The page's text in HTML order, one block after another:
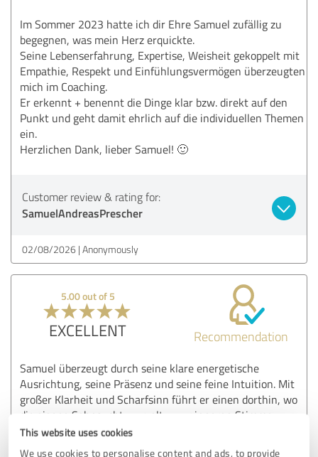
This website uses cookies
We use cookies to personalise content and ads, to provide
Im Sommer 2023 hatte ich dir Ehre Samuel zufällig zu
begegnen, was mein Herz erquickte.
Seine Lebenserfahrung, Expertise, Weisheit gekoppelt mit
Empathie, Respekt und Einfühlungsvermögen überzeugten
mich im Coaching.
Er erkennt + benennt die Dinge klar bzw. direkt auf den
Punkt und geht damit ehrlich auf die individuellen Themen
ein.
Herzlichen Dank, lieber Samuel! 🙂
Customer review & rating for:
SamuelAndreasPrescher
02/08/2026 Anonymously
5.00 out of 5
EXCELLENT Recommendation
Samuel überzeugt durch seine klare energetische
Ausrichtung, seine Präsenz und seine feine Intuition. Mit
großer Klarheit und Scharfsinn führt er einen dorthin, wo
die eigene Sehnsucht wurzelt – zur inneren Stimme, zur
Wahrheit im eigenen Herzen. Seine Lichtarbeit ist kraftvoll
und tief berührend.